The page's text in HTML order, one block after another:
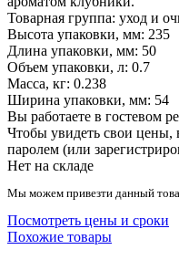
Товарная группа: уход и
Высота упаковки, мм: 235
Длина упаковки, мм: 50
Объем упаковки, л: 0.7
Масса, кг: 0.238
Ширина упаковки, мм: 54
Вы работаете в гостевом
Чтобы увидеть свои
паролем (или
Нет на складе
Мы можем привезти данный
Посмотреть цены и сроки
Похожие товары